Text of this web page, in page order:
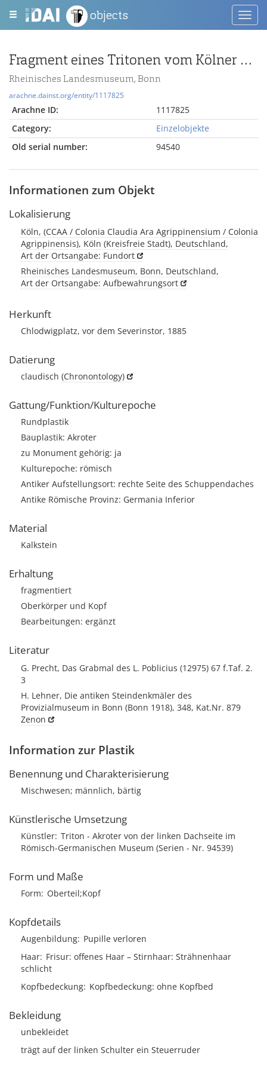
objects
Fragment eines Tritonen vom Kölner Poblicius-Grabmal
Rheinisches Landesmuseum, Bonn
arachne.dainst.org/entity/1117825
Arachne ID:
1117825
Category:
Einzelobjekte
Old serial number:
94540
Informationen zum Objekt
Lokalisierung
Köln, (CCAA / Colonia Claudia Ara Agrippinensium / Colonia
Agrippinensis), Köln (Kreisfreie Stadt), Deutschland,
Art der Ortsangabe: Fundort
Rheinisches Landesmuseum, Bonn, Deutschland,
Art der Ortsangabe: Aufbewahrungsort
Herkunft
Chlodwigplatz, vor dem Severinstor, 1885
Datierung
claudisch (Chronontology)
Gattung/Funktion/Kulturepoche
Rundplastik
Bauplastik: Akroter
zu Monument gehörig: ja
Kulturepoche: römisch
Antiker Aufstellungsort: rechte Seite des Schuppendaches
Antike Römische Provinz: Germania Inferior
Material
Kalkstein
Erhaltung
fragmentiert
Oberkörper und Kopf
Bearbeitungen: ergänzt
Literatur
G. Precht, Das Grabmal des L. Poblicius (12975) 67 f.Taf. 2.
3
H. Lehner, Die antiken Steindenkmäler des
Provizialmuseum in Bonn (Bonn 1918), 348, Kat.Nr. 879
Zenon
Information zur Plastik
Benennung und Charakterisierung
Mischwesen; männlich, bärtig
Künstlerische Umsetzung
Künstler Triton - Akroter von der linken Dachseite im
Römisch-Germanischen Museum (Serien - Nr. 94539)
Form und Maße
Form Oberteil;Kopf
Kopfdetails
Augenbildung Pupille verloren
Haar Frisur offenes Haar Stirnhaar Strähnenhaar
schlicht
Kopfbedeckung Kopfbedeckung: ohne Kopfbed
Bekleidung
unbekleidet
trägt auf der linken Schulter ein Steuerruder